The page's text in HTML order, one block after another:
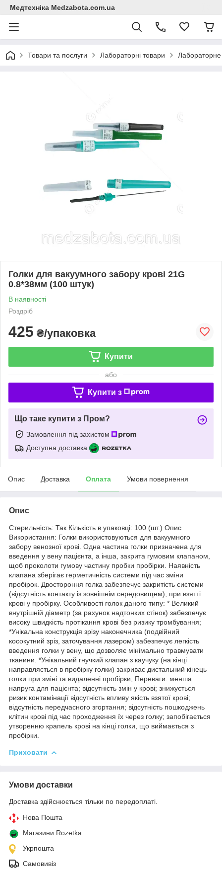
Медтехніка Medzabota.com.ua
Товари та послуги Лабораторні товари
Голки для вакуумного забору крові 21G
0.8*38мм (100 штук)
В наявності
Роздріб
425 ₴/упаковка
Купити
або
Купити з
Що таке купити з Пром?
Замовлення під захистом
Доступна доставка
Опис Доставка Оплата Умови повернення
Опис
Стерильність: Так Кількість в упаковці: 100 (шт.) Опис
Використання: Голки використовуються для вакуумного
забору венозної крові. Одна частина голки призначена для
введення у вену пацієнта, а інша, закрита гумовим клапаном,
щоб проколоти гумову частину пробки пробірки. Наявність
клапана зберігає герметичність системи під час зміни
пробірок. Двостороння голка забезпечує закритість системи
(відсутність контакту із зовнішнім середовищем), при взятті
крові у пробірку. Особливості голок даного типу: * Великий
внутрішній діаметр (за рахунок надтонких стінок) забезпечує
високу швидкість протікання крові без ризику тромбування;
*Унікальна конструкція зрізу наконечника (подвійний
косокутний зріз, заточування лазером) забезпечує легкість
введення голки у вену, що дозволяє мінімально травмувати
тканини. *Унікальний гнучкий клапан з каучуку (на кінці
направляється в пробірку голки) закриває дистальний кінець
голки при зміні та видаленні пробірки; Переваги: менша
напруга для пацієнта; відсутність змін у крові; знижується
ризик контамінації відсутність впливу якість взятої крові;
відсутність передчасного згортання; відсутність пошкоджень
клітин крові під час проходження їх через голку; запобігається
утворенню крапель крові на кінці голки, що виймається з
пробірки.
Приховати
Умови доставки
Доставка здійснюється тільки по передоплаті.
Нова Пошта
Магазини Rozetka
Укрпошта
Самовивіз